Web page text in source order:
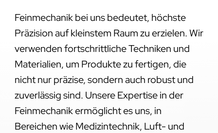
Feinmechanik bei uns bedeutet, höchste
Präzision auf kleinstem Raum zu erzielen. Wir
verwenden fortschrittliche Techniken und
Materialien, um Produkte zu fertigen, die
nicht nur präzise, sondern auch robust und
zuverlässig sind. Unsere Expertise in der
Feinmechanik ermöglicht es uns, in
Bereichen wie Medizintechnik, Luft- und